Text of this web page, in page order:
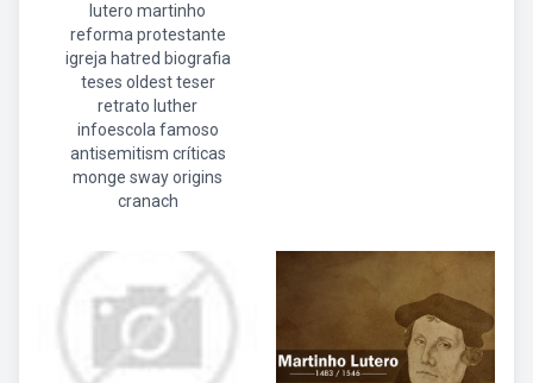
lutero martinho
reforma protestante
igreja hatred biografia
teses oldest teser
retrato luther
infoescola famoso
antisemitism críticas
monge sway origins
cranach